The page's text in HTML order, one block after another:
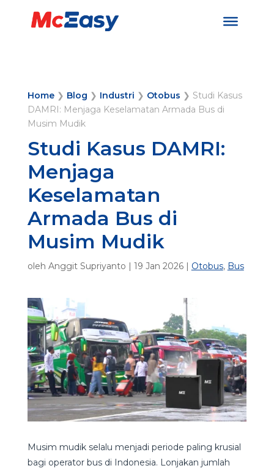
Home❯ Blog ❯ Industri ❯ Otobus ❯ Studi Kasus
DAMRI: Menjaga Keselamatan Armada Bus di
Musim Mudik
Studi Kasus DAMRI:
Menjaga
Keselamatan
Armada Bus di
Musim Mudik
oleh Anggit Supriyanto | 19 Jan 2026| Otobus, Bus
Musim mudik selalu menjadi periode paling krusial
bagi operator bus di Indonesia. Lonjakan jumlah